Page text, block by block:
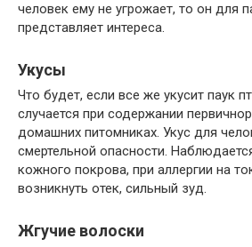
человек ему не угрожает, то он для
представляет интереса.
Укусы
Что будет, если все же укусит паук
случается при содержании
домашних питомниках. Укус для
смертельной опасности.
кожного покрова, при аллергии на
возникнуть отек, сильный зуд.
Жгучие волоски